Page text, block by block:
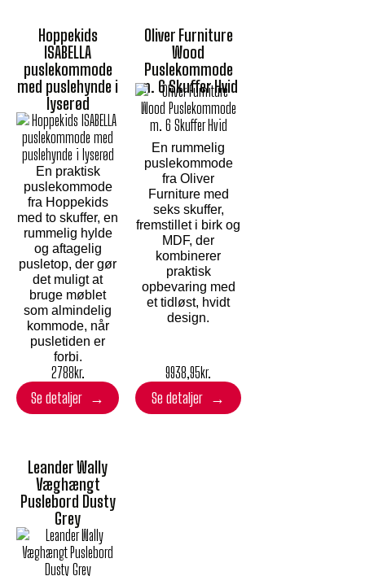
Hoppekids
ISABELLA
puslekommode
med puslehynde i
lyserød
En praktisk
puslekommode
fra Hoppekids
med to skuffer, en
rummelig hylde
og aftagelig
pusletop, der gør
det muligt at
bruge møblet
som almindelig
kommode, når
pusletiden er
forbi.
2788kr.
Se detaljer
Oliver Furniture
Wood
Puslekommode
m. 6 Skuffer Hvid
En rummelig
puslekommode
fra Oliver
Furniture med
seks skuffer,
fremstillet i birk og
MDF, der
kombinerer
praktisk
opbevaring med
et tidløst, hvidt
design.
9938,95kr.
Se detaljer
Leander Wally
Væghængt
Puslebord Dusty
Grey